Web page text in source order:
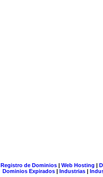
Registro de Dominios| Web Hosting |
Dominios Expirados | Industrias |